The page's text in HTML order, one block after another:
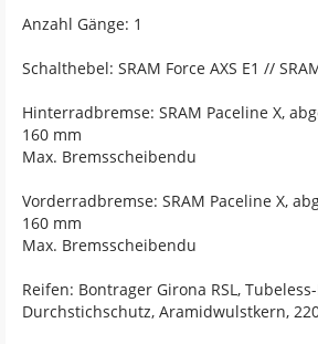
Anzahl Gänge: 1
Schalthebel: SRAM Force AXS E1 //
Hinterradbremse: SRAM Paceline X,
160 mm
Max. Bremsscheibendu
Vorderradbremse: SRAM Paceline X,
160 mm
Max. Bremsscheibendu
Reifen: Bontrager Girona RSL, Tubeless-
Durchstichschutz, Aramidwulstkern,